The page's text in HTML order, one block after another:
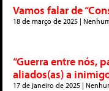
Vamos falar de
18 de março de 2025
“Guerra entre nós,
aliados(as) a
17 de janeiro de 2025